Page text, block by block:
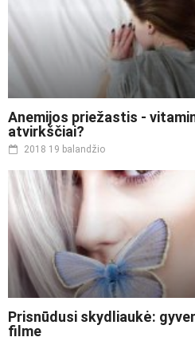
Anemijos priežastis -
atvirkščiai?
2018 19 balandžio
Prisnūdusi skydliaukė:
filme